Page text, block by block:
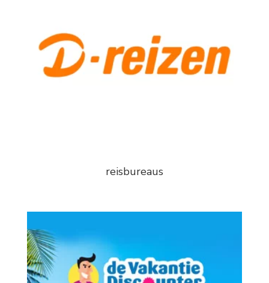
reisbureaus